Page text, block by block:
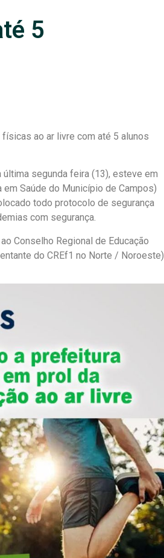
5
ao ar livre com até 5 alunos
última segunda feira (13), esteve em
em Saúde do Município de Campos)
todo protocolo de segurança
com segurança.
Conselho Regional de Educação
do CREf1 no Norte / Noroeste).